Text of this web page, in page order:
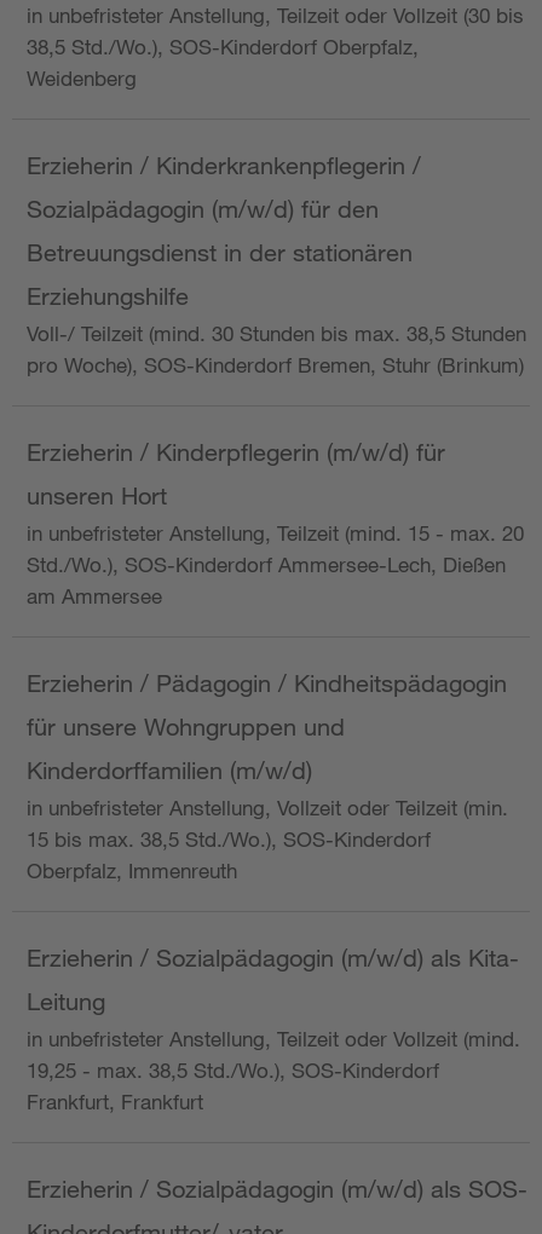
in unbefristeter Anstellung, Teilzeit oder Vollzeit (30 bis
38,5 Std./Wo.), SOS-Kinderdorf Oberpfalz,
Weidenberg
Erzieherin / Kinderkrankenpflegerin /
Sozialpädagogin (m/w/d) für den
Betreuungsdienst in der stationären
Erziehungshilfe
Voll-/ Teilzeit (mind. 30 Stunden bis max. 38,5 Stunden
pro Woche), SOS-Kinderdorf Bremen, Stuhr (Brinkum)
Erzieherin / Kinderpflegerin (m/w/d) für
unseren Hort
in unbefristeter Anstellung, Teilzeit (mind. 15 - max. 20
Std./Wo.), SOS-Kinderdorf Ammersee-Lech, Dießen
am Ammersee
Erzieherin / Pädagogin / Kindheitspädagogin
für unsere Wohngruppen und
Kinderdorffamilien (m/w/d)
in unbefristeter Anstellung, Vollzeit oder Teilzeit (min.
15 bis max. 38,5 Std./Wo.), SOS-Kinderdorf
Oberpfalz, Immenreuth
Erzieherin / Sozialpädagogin (m/w/d) als Kita-
Leitung
in unbefristeter Anstellung, Teilzeit oder Vollzeit (mind.
19,25 - max. 38,5 Std./Wo.), SOS-Kinderdorf
Frankfurt, Frankfurt
Erzieherin / Sozialpädagogin (m/w/d) als SOS-